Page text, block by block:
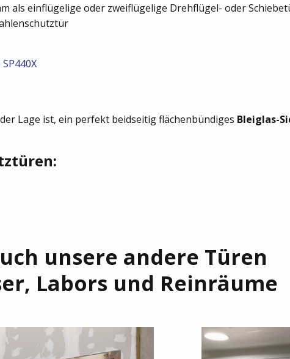
als einflügelige oder zweiflügelige Drehflügel- oder
SP440X
Lage ist, ein perfekt beidseitig flächenbündiges Bleiglas-
unsere andere Türen
Labors und Reinräume